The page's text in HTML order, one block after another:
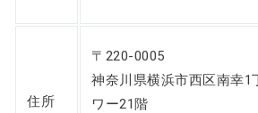
住所
〒220-0005
神奈川県横浜市西区南幸1
ワー21階